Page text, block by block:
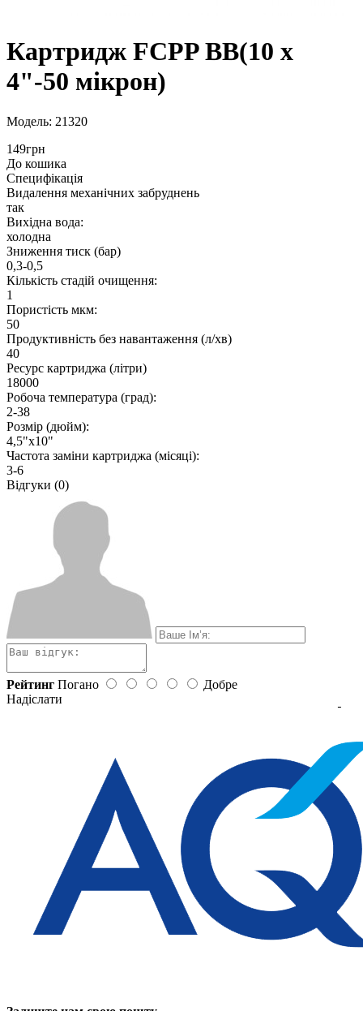
Картридж FCPP BB(10 х
4"-50 мікрон)
Модель: 21320
149грн
До кошика
Специфікація
Видалення механічних забруднень
так
Вихідна вода:
холодна
Зниження тиск (бар)
0,3-0,5
Кількість стадій очищення:
1
Пористість мкм:
50
Продуктивність без навантаження (л/хв)
40
Ресурс картриджа (літри)
18000
Робоча температура (град):
2-38
Розмір (дюйм):
4,5"х10"
Частота заміни картриджа (місяці):
3-6
Відгуки (0)
Рейтинг Погано
Добре
Надіслати